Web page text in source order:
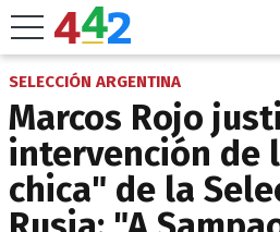
SELECCIÓN ARGENTINA
Marcos Rojo
intervención de
chica" de la